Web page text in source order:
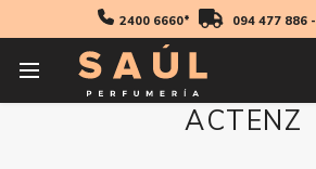
2400 6660* 094 477 886-
ACTENZ